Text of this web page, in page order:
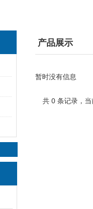
产品展示
暂时没有信息
共 0 条记录，